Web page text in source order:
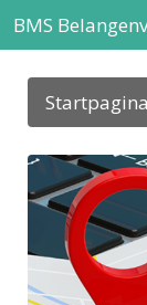
BMS
Startpagina